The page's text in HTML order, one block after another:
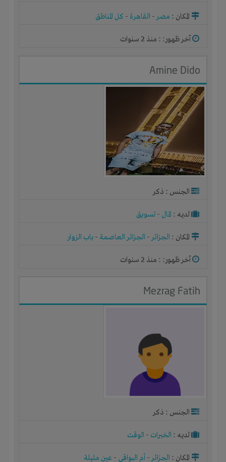
المكان : مصر- القاهرة - كل المناطق
آخر ظهور: : منذ 2 سنوات
Amine Dido
الجنس : ذكر
لديـه : المال - تسويق
المكان : الجزائر- الجزائر العاصمة - باب الزوار
آخر ظهور: : منذ 2 سنوات
Mezrag Fatih
الجنس : ذكر
لديـه : الخبرات - الوقت
المكان : الجزائر- أم البواقي - عين مليلة